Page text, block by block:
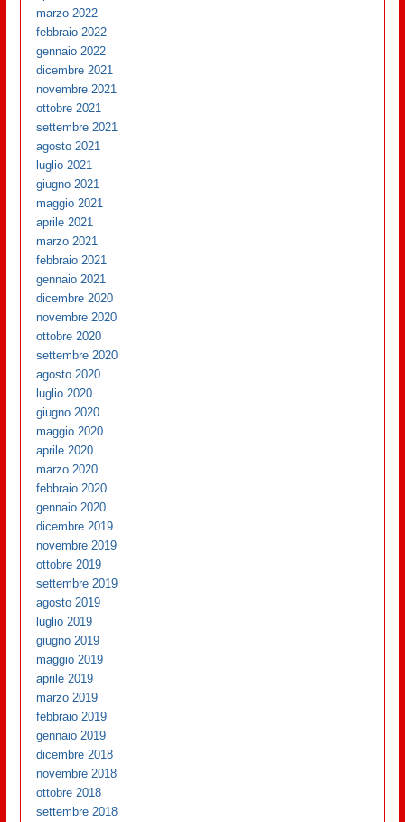
marzo 2022
febbraio 2022
gennaio 2022
dicembre 2021
novembre 2021
ottobre 2021
settembre 2021
agosto 2021
luglio 2021
giugno 2021
maggio 2021
aprile 2021
marzo 2021
febbraio 2021
gennaio 2021
dicembre 2020
novembre 2020
ottobre 2020
settembre 2020
agosto 2020
luglio 2020
giugno 2020
maggio 2020
aprile 2020
marzo 2020
febbraio 2020
gennaio 2020
dicembre 2019
novembre 2019
ottobre 2019
settembre 2019
agosto 2019
luglio 2019
giugno 2019
maggio 2019
aprile 2019
marzo 2019
febbraio 2019
gennaio 2019
dicembre 2018
novembre 2018
ottobre 2018
settembre 2018